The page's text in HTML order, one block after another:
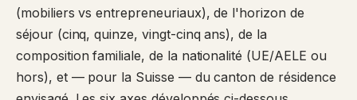
(mobiliers vs entrepreneuriaux), de l'horizon de
séjour (cinq, quinze, vingt-cinq ans), de la
composition familiale, de la nationalité (UE/AELE ou
hors), et — pour la Suisse — du canton de résidence